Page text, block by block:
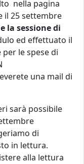
nella pagina
il 25 settembre
la sessione di
ed effettuato il
le spese di
una mail di
sarà possibile
di
in lettura.
alla lettura